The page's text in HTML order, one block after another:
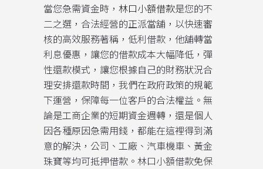
當您急需資金時， 林口小額借款是您的不
二之選，合法經營的正派當舖，以快速審
核的高效服務著稱，低利借款，他舖轉當
利息優惠，讓您的借款成本大幅降低，彈
性還款模式，讓您根據自己的財務狀況合
理安排還款時間，我們在政府政策的規範
下運營，保障每一位客戶的合法權益。無
論是工商企業的短期資金週轉，還是個人
因各種原因急需用錢，都能在這裡得到滿
意的解決，公司、工廠、汽車機車、黃金
珠寶等均可抵押借款。林口小額借款免保